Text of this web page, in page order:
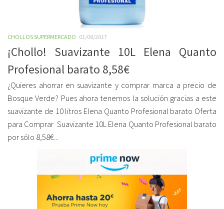
CHOLLOS SUPERMERCADO 01/08/2017
¡Chollo! Suavizante 10L Elena Quanto
Profesional barato 8,58€
¿Quieres ahorrar en suavizante y comprar marca a precio de
Bosque Verde? Pues ahora tenemos la solución gracias a este
suavizante de 10 litros Elena Quanto Profesional barato Oferta
para Comprar Suavizante 10L Elena Quanto Profesional barato
por sólo 8,58€...